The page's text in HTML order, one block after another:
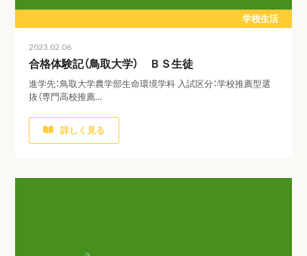
学校生活
2023.02.06
合格体験記（鳥取大学） ＢＳ生徒
進学先：鳥取大学農学部生命環境学科 入試区分：学校推薦型選
抜（専門高校推薦…
詳しく見る